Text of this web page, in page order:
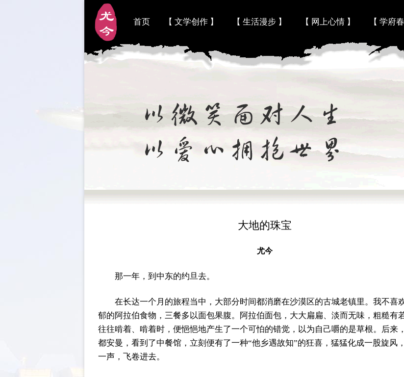
首页 【 文学创作 】 【 生活漫步 】 【 网上心情 】 【 学府
大地的珠宝
尤今
那一年，到中东的约旦去。
在长达一个月的旅程当中，大部分时间都消磨在沙漠区的古城老镇里。我不喜
郁的阿拉伯食物，三餐多以面包果腹。阿拉伯面包，大大扁扁、淡而无味，粗糙有
往往啃着、啃着时，便悒悒地产生了一个可怕的错觉，以为自己嚼的是草根。后来
都安曼，看到了中餐馆，立刻便有了一种“他乡遇故知”的狂喜，猛猛化成一股旋风
一声，飞卷进去。